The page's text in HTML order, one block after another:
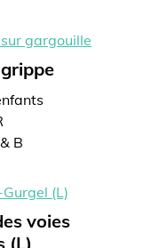
B
voies
(L)